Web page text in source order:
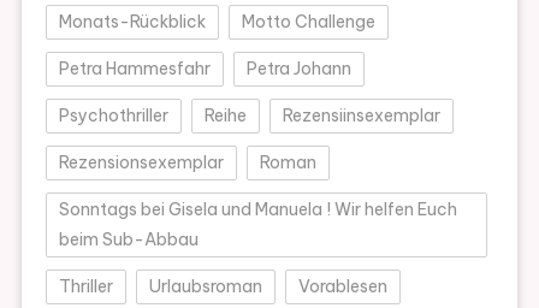
Monats-Rückblick Motto Challenge
Petra Hammesfahr Petra Johann
Psychothriller Reihe Rezensiinsexemplar
Rezensionsexemplar Roman
Sonntags bei Gisela und Manuela ! Wir helfen Euch
beim Sub-Abbau
Thriller Urlaubsroman Vorablesen